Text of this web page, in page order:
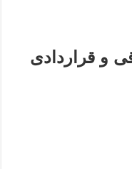
و قراردادی